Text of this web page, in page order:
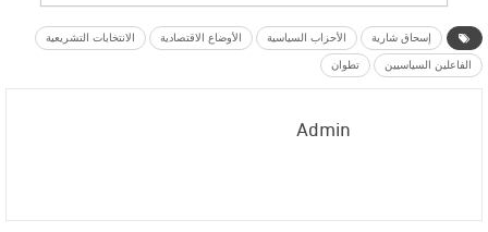
إسحاق شارية الأحزاب السياسية الأوضاع الاقتصادية الانتخابات التشريعية
الفاعلين السياسيين تطوان
Admin